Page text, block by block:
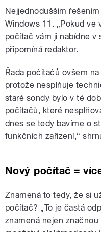
Nejjednodušším
Windows 11. „Pokud ve
počítač vám ji nabídne v
připomíná redaktor.
Řada počítačů ovšem
protože nesplňuje
staré sondy bylo v té
počítačů, které
dnes se tedy bavíme o
funkčních zařízení,“
Nový počítač =
Znamená to tedy, že si
počítač? „To je častá
znamená nejen